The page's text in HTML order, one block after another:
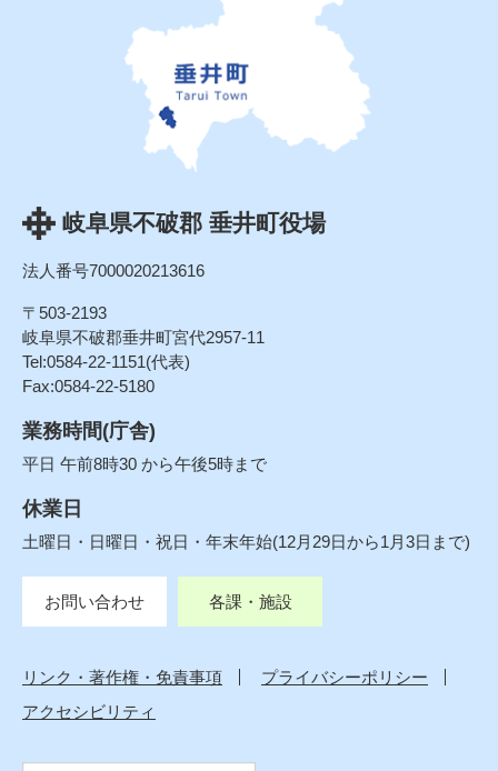
岐阜県不破郡 垂井町役場
法人番号7000020213616
〒503-2193
岐阜県不破郡垂井町宮代2957-11
Tel:0584-22-1151(代表)
Fax:0584-22-5180
業務時間(庁舎)
平日 午前8時30 から午後5時まで
休業日
土曜日・日曜日・祝日・年末年始(12月29日から1月3日まで)
お問い合わせ 各課・施設
リンク・著作権・免責事項
プライバシーポリシー
アクセシビリティ